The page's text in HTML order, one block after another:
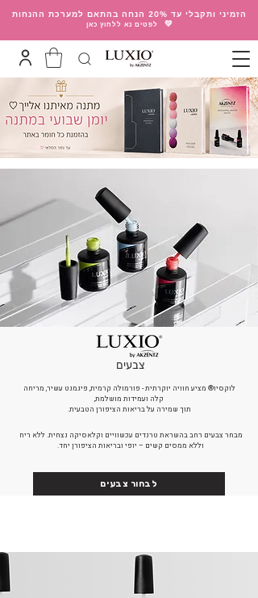
הזמיני ותקבלי עד 20% הנחה בהתאם למערכת ההנחות
💛
לפטים נא ללחוץ כאן
צבעים
לוקסיו® מציע חוויה יוקרתית - פורמולה קרמית, פיגמנט עשיר, מריחה
קלה ועמידות מושלמת,
תוך שמירה על בריאות הציפורן הטבעית.
מבחר צבעים רחב בהשראת טרנדים עכשוויים וקלאסיקה נצחית. ללא ריח
וללא ממסים קשים – יופי ובריאות הציפורן יחד.
לבחור צבעים